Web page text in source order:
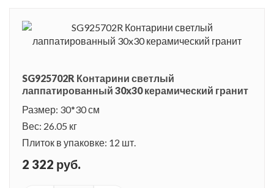
SG925702R Контарини светлый
лаппатированный 30x30 керамический гранит
Размер: 30*30 см
Вес: 26.05 кг
Плиток в упаковке: 12 шт.
2 322 руб.